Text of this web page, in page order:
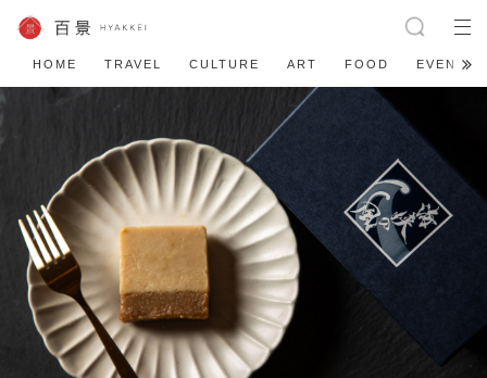
HOME TRAVEL CULTURE ART FOOD EVENT